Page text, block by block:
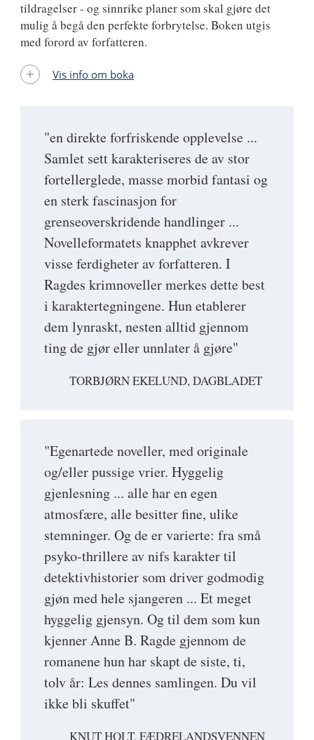
"en direkte forfriskende opplevelse ...
Samlet sett karakteriseres de av stor
fortellerglede, masse morbid fantasi og
en sterk fascinasjon for
grenseoverskridende handlinger ...
Novelleformatets knapphet avkrever
visse ferdigheter av forfatteren. I
Ragdes krimnoveller merkes dette best
i karaktertegningene. Hun etablerer
dem lynraskt, nesten alltid gjennom
ting de gjør eller unnlater å gjøre"
TORBJØRN EKELUND, DAGBLADET
"Egenartede noveller, med originale
og/eller pussige vrier. Hyggelig
gjenlesning ... alle har en egen
atmosfære, alle besitter fine, ulike
stemninger. Og de er varierte: fra små
psyko-thrillere av nifs karakter til
detektivhistorier som driver godmodig
gjøn med hele sjangeren ... Et meget
hyggelig gjensyn. Og til dem som kun
kjenner Anne B. Ragde gjennom de
romanene hun har skapt de siste, ti,
tolv år: Les dennes samlingen. Du vil
ikke bli skuffet"
KNUT HOLT, FÆDRELANDSVENNEN
tildragelser - og sinnrike planer som skal gjøre det
mulig å begå den perfekte forbrytelse. Boken utgis
med forord av forfatteren.
Vis info om boka